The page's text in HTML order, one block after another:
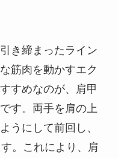
き締まったライン
筋肉を動かすエク
すめなのが、肩甲
す。両手を肩の上
うにして前回し、
。これにより、肩